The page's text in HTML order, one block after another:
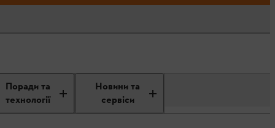
Поради та
технології
Новини та
сервіси